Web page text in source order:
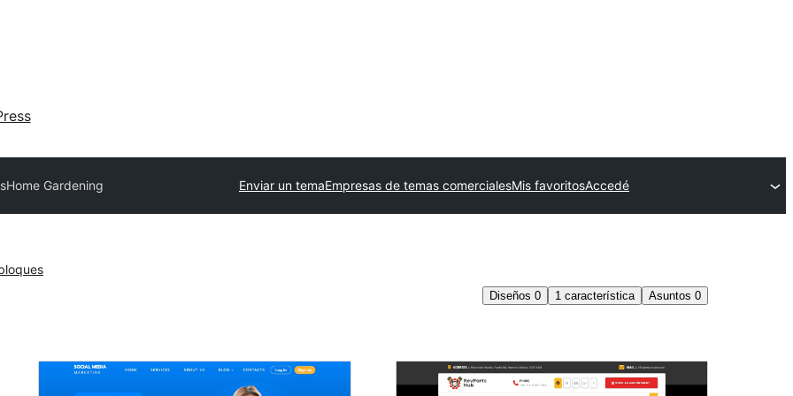
Home Gardening Enviar un temaEmpresas de temas comercialesMis favoritosAccedé
Diseños 0 1 característica Asuntos 0